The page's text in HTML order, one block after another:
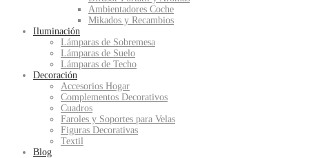
Ambientadores Coche
Mikados y Recambios
Iluminación
Lámparas de Sobremesa
Lámparas de Suelo
Lámparas de Techo
Decoración
Accesorios Hogar
Complementos Decorativos
Cuadros
Faroles y Soportes para Velas
Figuras Decorativas
Textil
Blog